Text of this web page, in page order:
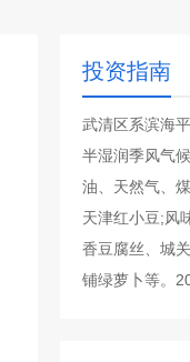
投资指南
武清区系滨海
半湿润季风气
油、天然气、
天津红小豆;风
香豆腐丝、城
铺绿萝卜等。